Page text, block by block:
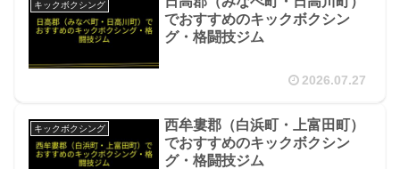
キックボクシング
でおすすめのキックボクシン
グ・格闘技ジム
2026.07.27
キックボクシング
西牟婁郡（白浜町・上富田町）
でおすすめのキックボクシン
グ・格闘技ジム